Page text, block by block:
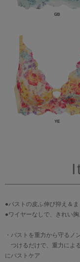
●バストの皮ふ伸び抑え＆
●ワイヤーなしで、きれい胸
・バストを重力から守るノ
つけるだけで、重力によ
にバストケア